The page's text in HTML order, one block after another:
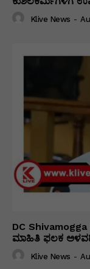
Klive News -
DC
ಮಾಹಿತಿ ಫಲಕ
Klive News -